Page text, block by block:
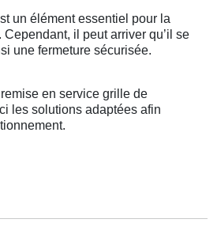
un élément essentiel pour la
Cependant, il peut arriver qu’il se
une fermeture sécurisée.
en service grille de
les solutions adaptées afin